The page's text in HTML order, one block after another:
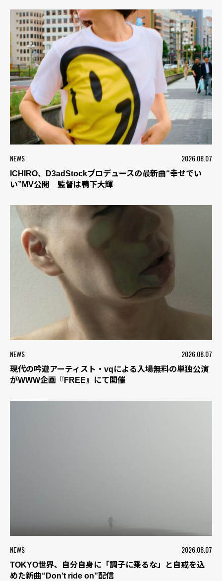
NEWS 2026.08.07
ICHIRO、D3adStockプロデュースの最新曲“幸せでい
い”MV公開 監督は鴨下大輝
NEWS 2026.08.07
現代の吟遊アーティスト・vqによる入場無料の単独公演
がWWW企画『FREE』にて開催
NEWS 2026.08.07
TOKYO世界、自分自身に「調子に乗るな」と自戒を込
めた新曲“Don’t ride on”配信